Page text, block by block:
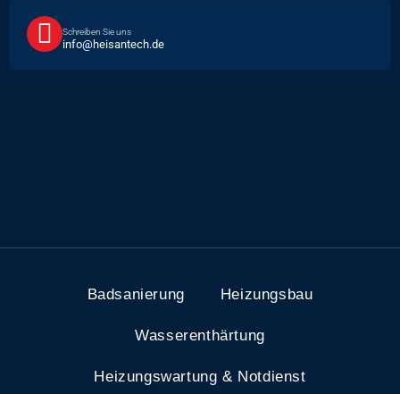
Schreiben Sie uns
info@heisantech.de
Badsanierung Heizungsbau
Wasserenthärtung
Heizungswartung & Notdienst